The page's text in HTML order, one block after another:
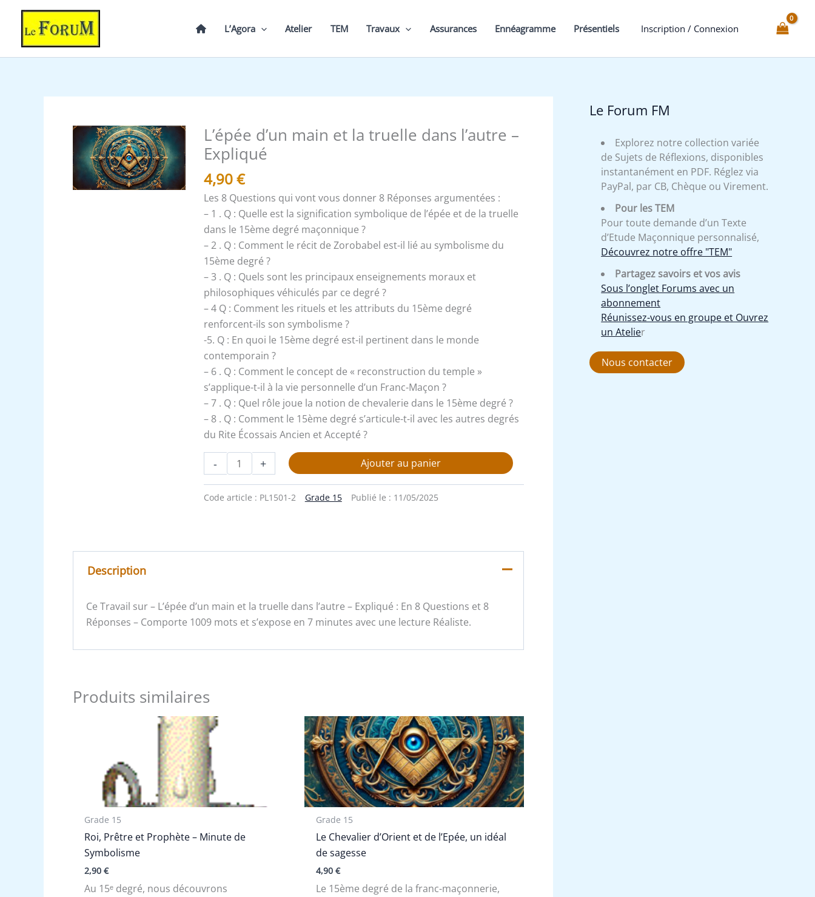
contenu
L’Agora Atelier TEM Travaux Assurances Ennéagramme Présentiels Inscription / Connexion
L’épée d’un main et la truelle dans l’autre –
Expliqué
4,90€
Les 8 Questions qui vont vous donner 8 Réponses argumentées :
– 1 . Q : Quelle est la signification symbolique de l’épée et de la truelle
dans le 15ème degré maçonnique ?
– 2 . Q : Comment le récit de Zorobabel est-il lié au symbolisme du
15ème degré ?
– 3 . Q : Quels sont les principaux enseignements moraux et
philosophiques véhiculés par ce degré ?
– 4 Q : Comment les rituels et les attributs du 15ème degré
renforcent-ils son symbolisme ?
-5. Q : En quoi le 15ème degré est-il pertinent dans le monde
contemporain ?
– 6 . Q : Comment le concept de « reconstruction du temple »
s’applique-t-il à la vie personnelle d’un Franc-Maçon ?
– 7 . Q : Quel rôle joue la notion de chevalerie dans le 15ème degré ?
– 8 . Q : Comment le 15ème degré s’articule-t-il avec les autres degrés
du Rite Écossais Ancien et Accepté ?
-
quantité
de
L'épée
d'un
main
et
la
truelle
dans
l'autre
-
Expliqué
+ Ajouter au panier
Code article : PL1501-2 Grade 15 Publié le : 11/05/2025
Description
Ce Travail sur – L’épée d’un main et la truelle dans l’autre – Expliqué : En 8 Questions et 8
Réponses – Comporte 1009 mots et s’expose en 7 minutes avec une lecture Réaliste.
Produits similaires
Grade 15
Roi, Prêtre et Prophète – Minute de
Symbolisme
2,90€
Au 15ᵉ degré, nous découvrons
Grade 15
Le Chevalier d’Orient et de l’Epée, un idéal
de sagesse
4,90€
Le 15ème degré de la franc-maçonnerie,
Le Forum FM
Explorez notre collection variée
de Sujets de Réflexions, disponibles
instantanément en PDF. Réglez via
PayPal, par CB, Chèque ou Virement.
Pour les TEM
Pour toute demande d’un Texte
d’Etude Maçonnique personnalisé,
Découvrez notre offre "TEM"
Partagez savoirs et vos avis
Sous l’onglet Forums avec un
abonnement
Réunissez-vous en groupe et Ouvrez
un Atelier
Nous contacter
main
la
l'autre
Expliqué